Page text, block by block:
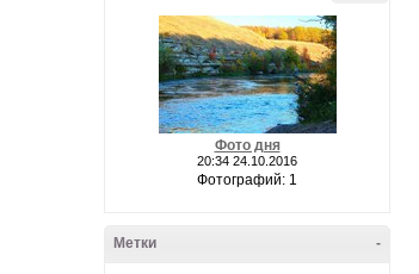
Фото дня
20:34 24.10.2016
Фотографий: 1
-
Метки